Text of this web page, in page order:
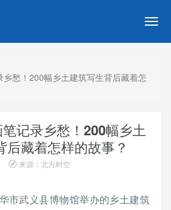
切
导
愁！200幅乡土建筑写生背后藏着怎
记录乡愁！200幅乡土
后藏着怎样的故事？
来源：北方时空
市武义县博物馆举办的乡土建筑